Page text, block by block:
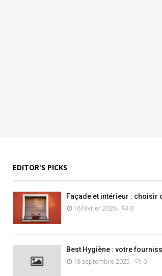
EDITOR'S PICKS
Façade et intérieur : choisir
16 février 2026 0
Best Hygiène : votre
18 septembre 2025 0